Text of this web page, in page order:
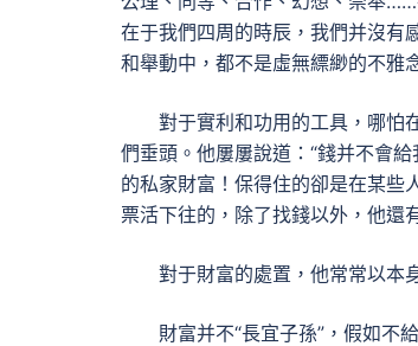
在于我們四周的時辰，我們并沒有
和舉動中，都不是虛無縹緲的不雅
對于實利和功用的工具，哪怕
們垂頭。他屢屢說道：“錢并不會
的私家財富！保得住的卻是在某
票活下往的，除了找錢以外，他還
對于財富的處置，他常常以本
財富并不“長宜子孫”，假如不